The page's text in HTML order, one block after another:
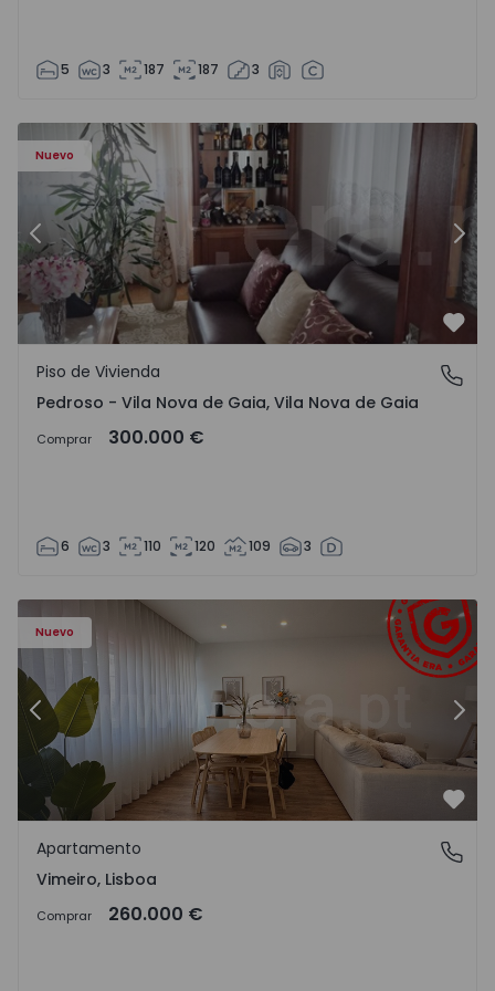
5 3 187 187 3
Nuevo
- 1575635 - 12
Piso de Vivienda T6 Vila Nova de Gaia, Pedroso e
Anterior
Pedroso - Vila Nova de Gaia, Vila Nova de Gaia
Piso de Vivienda
Pedroso - Vila Nova de Gaia, Vila Nova de Gaia
Comprar 300.000 €
6 3 110 120 109 3
Nuevo
Apartamento T1 Lourinhã, Vimeiro - 1575406 - 1
Anterior
Vimeiro, Lisboa
Apartamento
Vimeiro, Lisboa
Comprar 260.000 €